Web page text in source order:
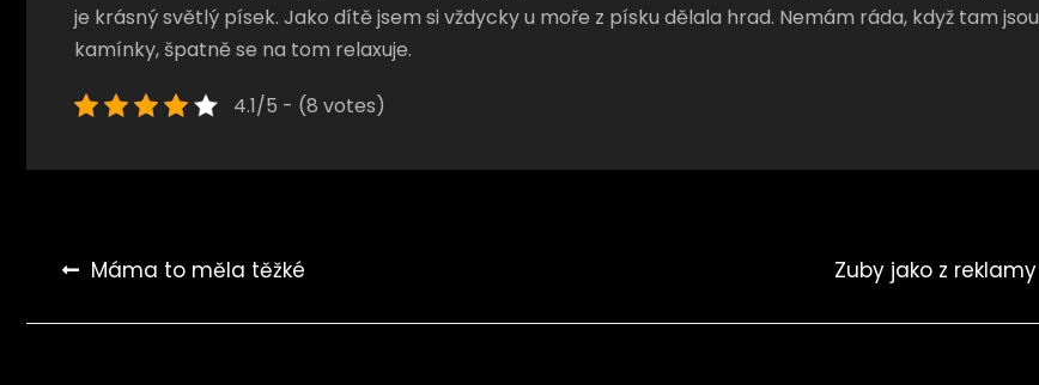
je krásný světlý písek. Jako dítě jsem si vždycky u moře z písku dělala hrad. Nemám ráda, když tam jsou
kamínky, špatně se na tom relaxuje.
4.1/5 - (8 votes)
Navigace
pro
Máma to měla těžké Zuby jako z reklamy